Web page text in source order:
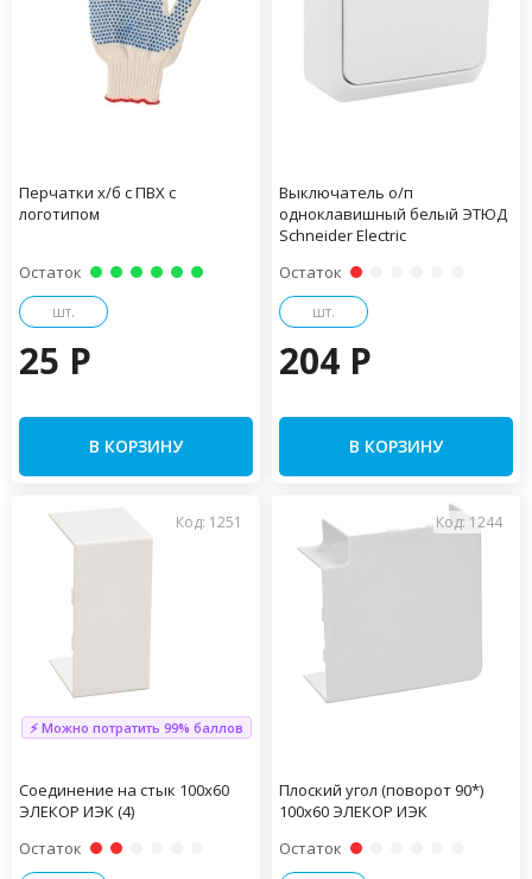
Перчатки х/б с ПВХ с
логотипом
Остаток
шт.
25 P
В КОРЗИНУ
Выключатель о/п
одноклавишный белый ЭТЮД
Schneider Electric
Остаток
шт.
204 P
В КОРЗИНУ
Код: 1251
⚡ Можно потратить 99% баллов
Соединение на стык 100х60
ЭЛЕКОР ИЭК (4)
Остаток
Код: 1244
Плоский угол (поворот 90*)
100х60 ЭЛЕКОР ИЭК
Остаток